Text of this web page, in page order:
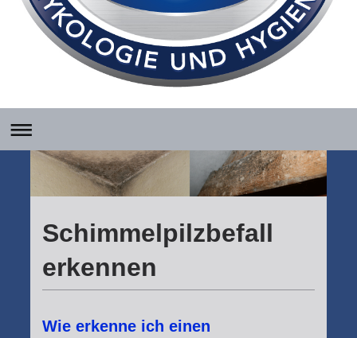
Schimmelpilzbefall
erkennen
Wie erkenne ich einen